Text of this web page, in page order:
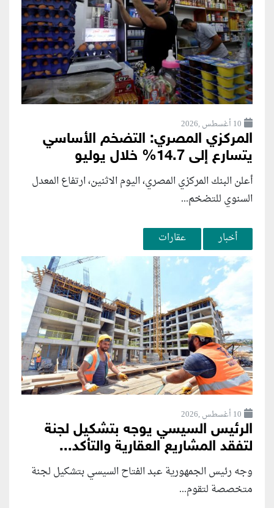
10 أغسطس ,2026
المركزي المصري: التضخم الأساسي
يتسارع إلى 14.7% خلال يوليو
أعلن البنك المركزي المصري، اليوم الاثنين، ارتفاع المعدل
السنوي للتضخم...
أخبار عقارات
10 أغسطس ,2026
الرئيس السيسي يوجه بتشكيل لجنة
لتفقد المشاريع العقارية والتأكد...
وجه رئيس الجمهورية عبد الفتاح السيسي بتشكيل لجنة
متخصصة لتقوم...